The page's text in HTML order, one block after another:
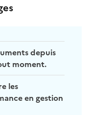
depuis
moment.
les
en gestion